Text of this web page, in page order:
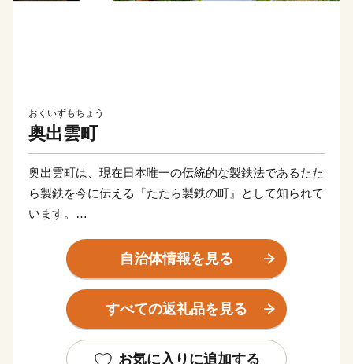
おくいずもちょう
奥出雲町
奥出雲町は、現在日本唯一の伝統的な製鉄法であるたた
ら製鉄を今に伝える『たたら製鉄の町』として知られて
います。
本町は、斐伊川源流を有する島根県東部中国山麓部に位
置し、この環境を背景とした豊富な砂鉄と水源により、
古くは出雲国風土記の時代から製鉄を生業にしてきまし
って採掘し、『鉄穴流し』と呼ばれる斐伊川から水路を
自治体情報を見る
すべての返礼品を見る
お気に入りに追加する